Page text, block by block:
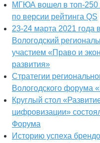
МГЮА вошел в топ-250
по версии рейтинга QS
23-24 марта 2021 года
Вологодский
участием «Право и
развития»
Стратегии
Вологодского форума
Круглый стол
цифровизации»
Форума
Историю успеха